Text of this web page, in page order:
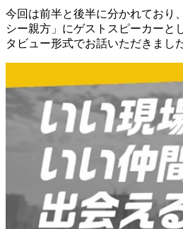
今回は前半と後半に分かれており
シー親方」にゲストスピーカーと
タビュー形式でお話いただきました